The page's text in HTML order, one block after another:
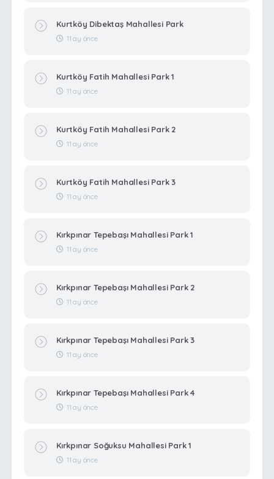
Kurtköy Dibektaş Mahallesi Park
11 ay önce
Kurtköy Fatih Mahallesi Park 1
11 ay önce
Kurtköy Fatih Mahallesi Park 2
11 ay önce
Kurtköy Fatih Mahallesi Park 3
11 ay önce
Kırkpınar Tepebaşı Mahallesi Park 1
11 ay önce
Kırkpınar Tepebaşı Mahallesi Park 2
11 ay önce
Kırkpınar Tepebaşı Mahallesi Park 3
11 ay önce
Kırkpınar Tepebaşı Mahallesi Park 4
11 ay önce
Kırkpınar Soğuksu Mahallesi Park 1
11 ay önce